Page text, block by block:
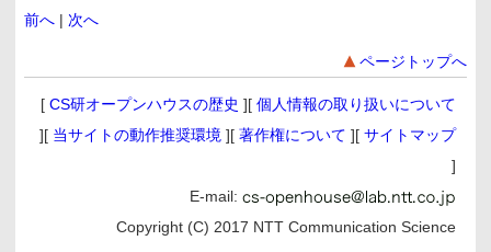
前へ | 次へ
ページトップへ
[ CS研オープンハウスの歴史 ][ 個人情報の取り扱いについて
][ 当サイトの動作推奨環境 ][ 著作権について ][ サイトマップ
]
E-mail:
Copyright (C) 2017 NTT Communication Science